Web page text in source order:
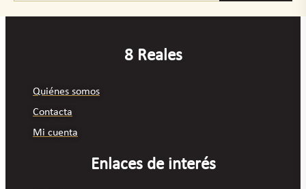
8 Reales
Quiénes somos
Contacta
Mi cuenta
Enlaces de interés